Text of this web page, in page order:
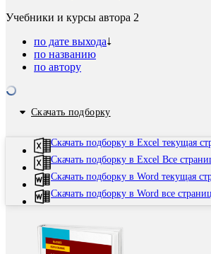
Учебники и курсы автора 2
по дате выхода
по названию
по автору
Скачать подборку
Скачать подборку в Excel текущая
Скачать подборку в Excel Все
Скачать подборку в Word текущая
Скачать подборку в Word все